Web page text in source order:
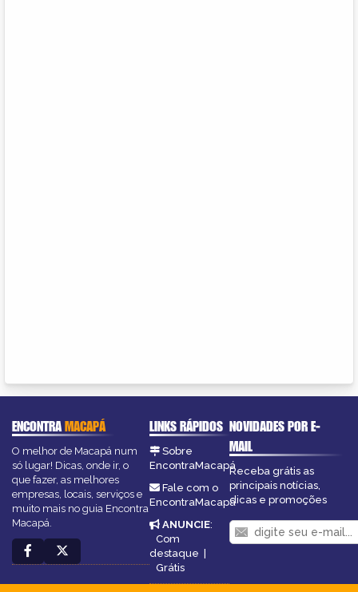
ENCONTRAMACAPÁ
O melhor de Macapá num
só lugar! Dicas, onde ir, o
que fazer, as melhores
empresas, locais, serviços e
muito mais no guia Encontra
Macapá.
LINKS RÁPIDOS
Sobre
EncontraMacapá
Fale com o
EncontraMacapá
ANUNCIE:
Com
destaque
Grátis
NOVIDADES POR E-
MAIL
Receba grátis as
principais notícias,
dicas e promoções